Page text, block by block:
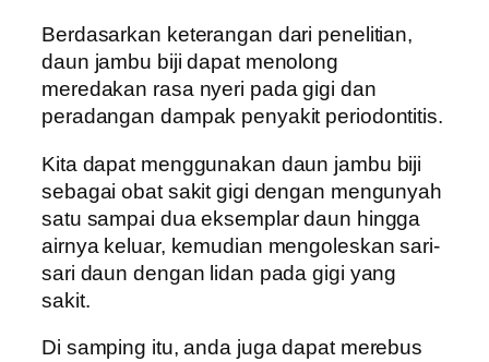
Berdasarkan keterangan dari penelitian,
daun jambu biji dapat menolong
meredakan rasa nyeri pada gigi dan
peradangan dampak penyakit periodontitis.
Kita dapat menggunakan daun jambu biji
sebagai obat sakit gigi dengan mengunyah
satu sampai dua eksemplar daun hingga
airnya keluar, kemudian mengoleskan sari-
sari daun dengan lidan pada gigi yang
sakit.
Di samping itu, anda juga dapat merebus